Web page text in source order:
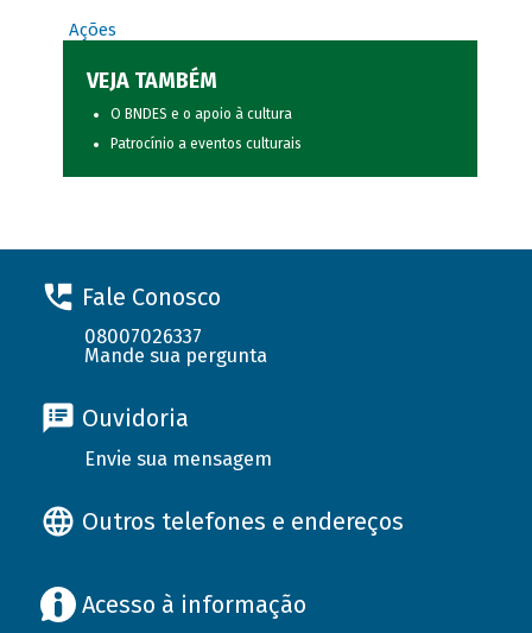
Ações
VEJA TAMBÉM
O BNDES e o apoio à cultura
Patrocínio a eventos culturais
Fale Conosco
08007026337
Mande sua pergunta
Ouvidoria
Envie sua mensagem
Outros telefones e endereços
Acesso à informação